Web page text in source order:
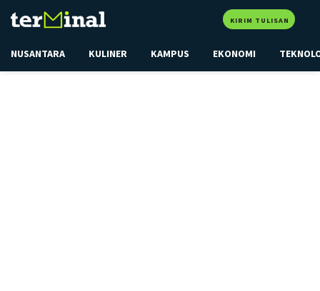
KIRIM TULISAN
NUSANTARA KULINER KAMPUS EKONOMI